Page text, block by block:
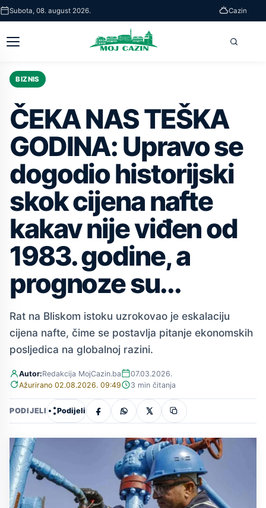
Skip
to
main
Subota, 08. august 2026. Cazin
Otvori
meni
BIZNIS
ČEKA NAS TEŠKA
GODINA: Upravo se
dogodio historijski
skok cijena nafte
kakav nije viđen od
1983. godine, a
prognoze su...
Rat na Bliskom istoku uzrokovao je eskalaciju
cijena nafte, čime se postavlja pitanje ekonomskih
posljedica na globalnoj razini.
Autor:Redakcija MojCazin.ba
07.03.2026.
Ažurirano 02.08.2026. 09:49
3 min čitanja
PODIJELI Podijeli